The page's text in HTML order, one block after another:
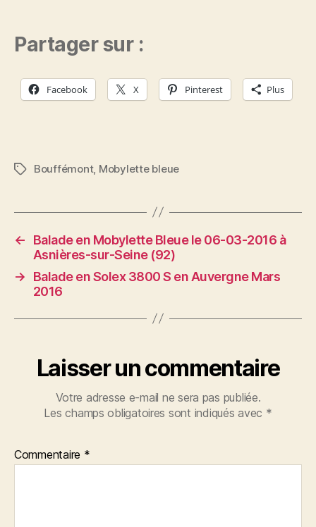
Partager sur :
Facebook X Pinterest Plus
Étiquettes
Bouffémont, Mobylette bleue
←
Balade en Mobylette Bleue le 06-03-2016 à
Asnières-sur-Seine (92)
→
Balade en Solex 3800 S en Auvergne Mars
2016
Laisser un commentaire
Votre adresse e-mail ne sera pas publiée.
Les champs obligatoires sont indiqués avec *
Commentaire *